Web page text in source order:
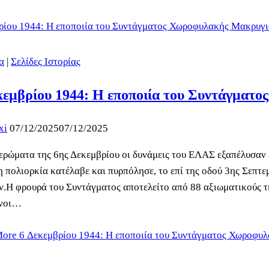
| Σελίδες Ιστορίας
1944: Η εποποιία του
07/12/202507/12/2025
της 6ης Δεκεμβρίου οι δυνάμεις του ΕΛΑΣ
πολιορκία κατέλαβε και πυρπόλησε, το επί της οδού 3ης
φρουρά του Συντάγματος αποτελείτο από 88
6 Δεκεμβρίου 1944: Η εποποιία του Συντάγματος